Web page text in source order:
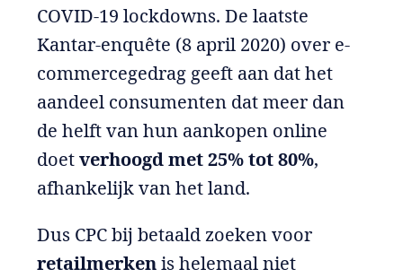
COVID-19 lockdowns. De laatste
Kantar-enquête (8 april 2020) over e-
commercegedrag geeft aan dat het
aandeel consumenten dat meer dan
de helft van hun aankopen online
doetverhoogd met 25% tot 80%,
afhankelijk van het land.
Dus CPC bij betaald zoeken voor
retailmerkenis helemaal niet